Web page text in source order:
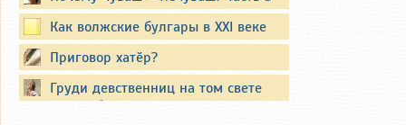
Вместо предисловия
Существуют официальные
опубликованные биографии
известных политиков. Они также
Как волжские булгары в XXI веке
татарами стали
Приговор хатӗр?
Груди девственниц на том свете
кусать будут змеи злые...